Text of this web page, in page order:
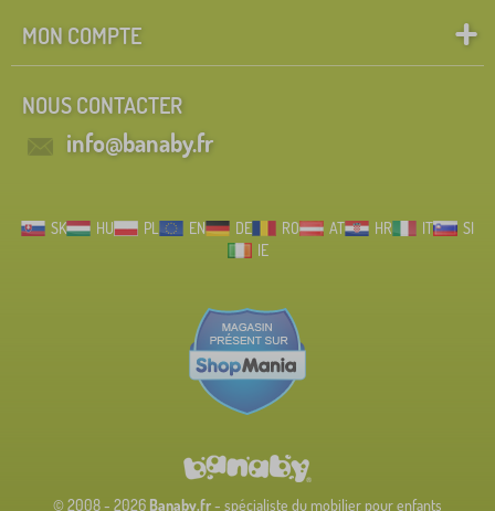
MON COMPTE
NOUS CONTACTER
info@banaby.fr
SK HU PL EN DE RO AT HR IT
SI
IE
© 2008 - 2026 Banaby.fr- spécialiste du mobilier pour enfants